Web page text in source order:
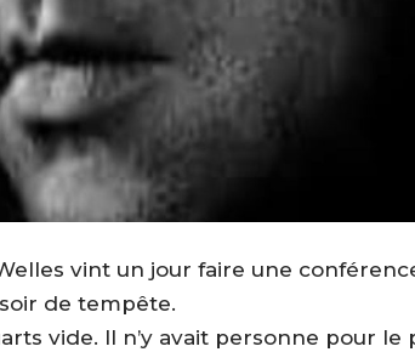
vint un jour faire une
de tempête.
vide. Il n’y avait personne pour le